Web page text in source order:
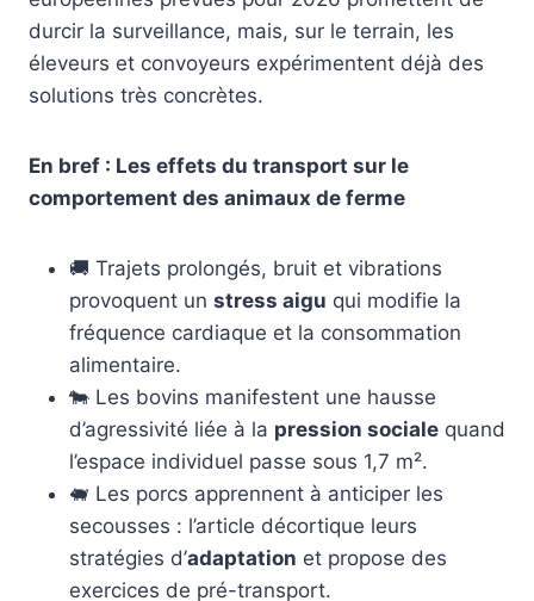
durcir la surveillance, mais, sur le terrain, les
éleveurs et convoyeurs expérimentent déjà des
solutions très concrètes.
En bref : Les effets du transport sur le
comportement des animaux de ferme
🚚 Trajets prolongés, bruit et vibrations
provoquent un stress aigu qui modifie la
fréquence cardiaque et la consommation
alimentaire.
🐄 Les bovins manifestent une hausse
d’agressivité liée à la pression sociale quand
l’espace individuel passe sous 1,7 m².
🐖 Les porcs apprennent à anticiper les
secousses : l’article décortique leurs
stratégies d’adaptation et propose des
exercices de pré-transport.